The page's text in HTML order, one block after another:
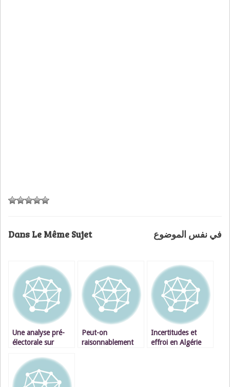
Dans Le Même Sujet في نفس الموضوع
Une analyse pré-
électorale sur
partie)
Peut-on
raisonnablement
Incertitudes et
effroi en Algérie